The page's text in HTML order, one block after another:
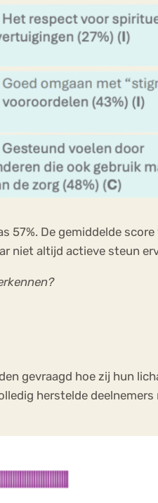
De gemiddelde
niet altijd actieve steun
gevraagd hoe zij hun
herstelde